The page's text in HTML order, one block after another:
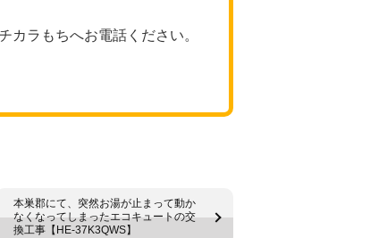
カラもちへお電話ください。
本巣郡にて、突然お湯が止まって動か
なくなってしまったエコキュートの交
換工事【HE-37K3QWS】